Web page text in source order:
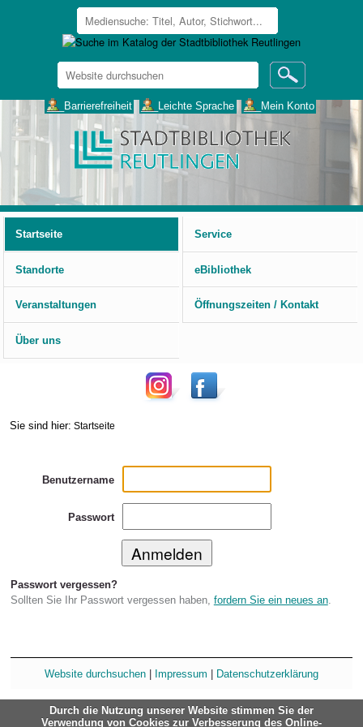
Website
durchsuchen
___Barrierefreiheit ___Leichte Sprache ___Mein Konto
Startseite
Service
Standorte eBibliothek
Veranstaltungen Öffnungszeiten / Kontakt
Über uns
Sie sind hier: Startseite
Benutzername
Passwort
Passwort vergessen?
Sollten Sie Ihr Passwort vergessen haben, fordern Sie ein neues an.
Website durchsuchen | Impressum | Datenschutzerklärung
Durch die Nutzung unserer Website stimmen Sie der
Verwendung von Cookies zur Verbesserung des Online-